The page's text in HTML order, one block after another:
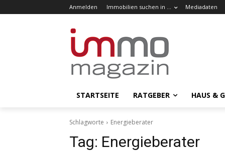
Anmelden Immobilien suchen in … Mediadaten
STARTSEITE RATGEBER HAUS &
Schlagworte Energieberater
Tag: Energieberater